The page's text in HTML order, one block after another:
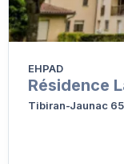
EHPAD
Résidence
Tibiran-Jaunac